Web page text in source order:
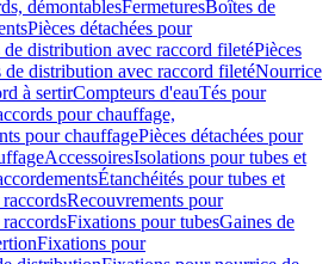
démontablesFermeturesBoîtes de
Pièces détachées pour
distribution avec raccord filetéPièces
de distribution avec raccord filetéNourrice
à sertirCompteurs d'eauTés pour
pour chauffage,
pour chauffagePièces détachées pour
AccessoiresIsolations pour tubes et
Étanchéités pour tubes et
Recouvrements pour
Fixations pour tubesGaines de
Fixations pour